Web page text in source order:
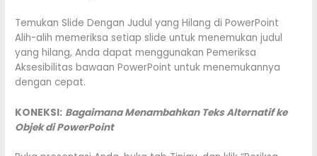
Temukan Slide Dengan Judul yang Hilang di PowerPoint
Alih-alih memeriksa setiap slide untuk menemukan judul
yang hilang, Anda dapat menggunakan Pemeriksa
Aksesibilitas bawaan PowerPoint untuk menemukannya
dengan cepat.
KONEKSI: Bagaimana Menambahkan Teks Alternatif ke
Objek di PowerPoint